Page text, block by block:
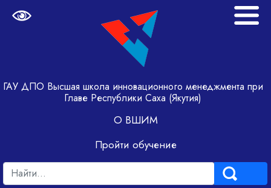
ГАУ ДПО Высшая школа инновационного менеджмента при
Главе Республики Саха (Якутия)
О ВШИМ
Пройти обучение